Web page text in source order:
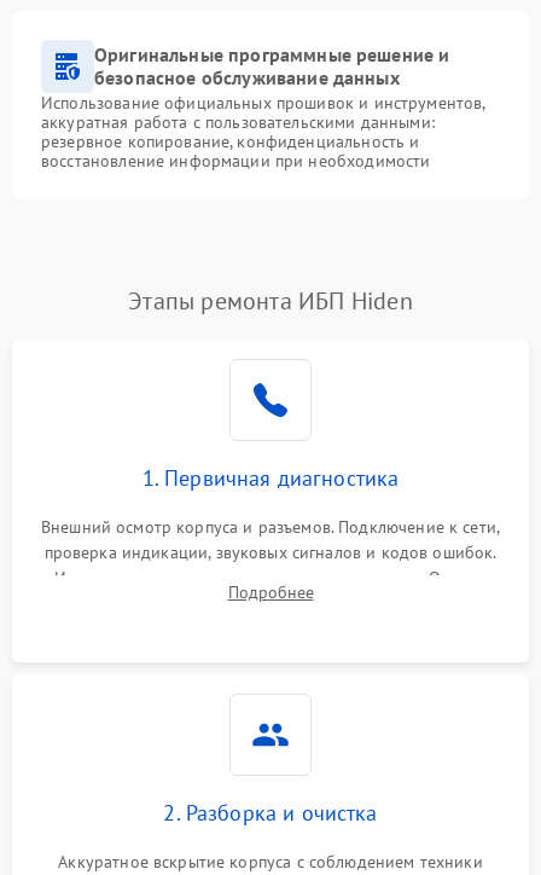
Оригинальные программные решение и
безопасное обслуживание данных
Использование официальных прошивок и инструментов,
аккуратная работа с пользовательскими данными:
резервное копирование, конфиденциальность и
восстановление информации при необходимости
Этапы ремонта ИБП Hiden
1. Первичная диагностика
Внешний осмотр корпуса и разъемов. Подключение к сети,
проверка индикации, звуковых сигналов и кодов ошибок.
Измерение входного и выходного напряжения. Оценка
реакции ИБП на отключение основного питания без
Подробнее
2. Разборка и очистка
Аккуратное вскрытие корпуса с соблюдением техники